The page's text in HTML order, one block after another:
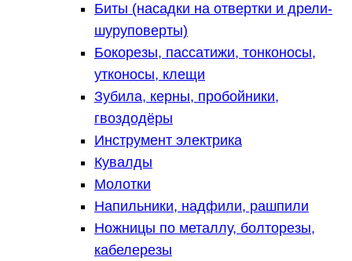
Биты (насадки на отвертки и дрели-
шуруповерты)
Бокорезы, пассатижи, тонконосы,
утконосы, клещи
Зубила, керны, пробойники,
гвоздодёры
Инструмент электрика
Кувалды
Молотки
Напильники, надфили, рашпили
Ножницы по металлу, болторезы,
кабелерезы